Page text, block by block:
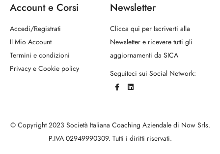
Account e Corsi
Accedi/Registrati
Il Mio Account
Termini e condizioni
Privacy e Cookie policy
Newsletter
Clicca qui per Iscriverti alla
Newsletter e ricevere tutti gli
aggiornamenti da SICA
Seguiteci sui Social Network:
© Copyright 2023 Società Italiana Coaching Aziendale di Now Srls.
P.IVA 02949990309. Tutti i diritti riservati.